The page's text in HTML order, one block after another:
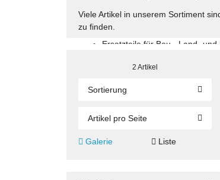
Viele Artikel in unserem Sortiment
zu finden.
Ersatzteile für Bau-, Land-
Technische Beratung und
2 Artikel
Sortierung
Artikel pro Seite
Galerie Liste